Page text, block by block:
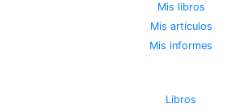
Mis libros
Mis artículos
Mis informes
Libros